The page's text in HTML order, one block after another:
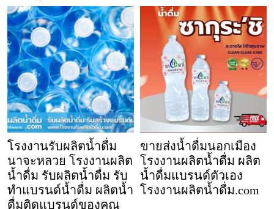
โรงงานรับผลิตน้ำดื่ม
นาจะหลวย โรงงานผลิต
น้ำดื่ม รับผลิตน้ำดื่ม รับ
ทำแบรนด์น้ำดื่ม ผลิตน้ำ
ดื่มติดแบรนด์ของคุณ
ขายส่งน้ำดื่มนอกเมือง
โรงงานผลิตน้ำดื่ม ผลิต
น้ำดื่มแบรนด์ตัวเอง
โรงงานผลิตน้ำดื่ม.com